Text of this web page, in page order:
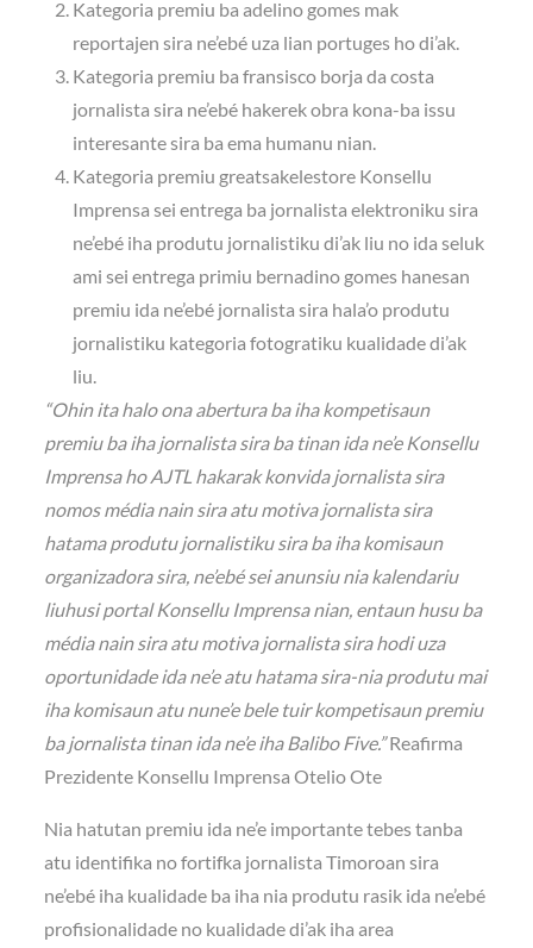
Kategoria premiu ba adelino gomes mak
reportajen sira ne’ebé uza lian portuges ho di’ak.
Kategoria premiu ba fransisco borja da costa
jornalista sira ne’ebé hakerek obra kona-ba issu
interesante sira ba ema humanu nian.
Kategoria premiu greatsakelestore Konsellu
Imprensa sei entrega ba jornalista elektroniku sira
ne’ebé iha produtu jornalistiku di’ak liu no ida seluk
ami sei entrega primiu bernadino gomes hanesan
premiu ida ne’ebé jornalista sira hala’o produtu
jornalistiku kategoria fotogratiku kualidade di’ak
liu.
“Ohin ita halo ona abertura ba iha kompetisaun
premiu ba iha jornalista sira ba tinan ida ne’e Konsellu
Imprensa ho AJTL hakarak konvida jornalista sira
nomos média nain sira atu motiva jornalista sira
hatama produtu jornalistiku sira ba iha komisaun
organizadora sira, ne’ebé sei anunsiu nia kalendariu
liuhusi portal Konsellu Imprensa nian, entaun husu ba
média nain sira atu motiva jornalista sira hodi uza
oportunidade ida ne’e atu hatama sira-nia produtu mai
iha komisaun atu nune’e bele tuir kompetisaun premiu
ba jornalista tinan ida ne’e iha Balibo Five.”Reafirma
Prezidente Konsellu Imprensa Otelio Ote
Nia hatutan premiu ida ne’e importante tebes tanba
atu identifika no fortifka jornalista Timoroan sira
ne’ebé iha kualidade ba iha nia produtu rasik ida ne’ebé
profisionalidade no kualidade di’ak iha area